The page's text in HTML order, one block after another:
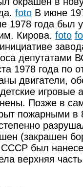
fotoВ июне
1978 года был
Кирова. foto
1978 года по
двигатели,
игровые
Позже в
пожарными
(закрашен
был
верхняя